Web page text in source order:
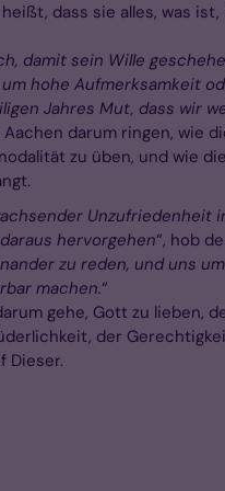
dass sie alles, was
damit sein Wille
hohe Aufmerksamkeit
Jahres Mut, dass wir
darum ringen, wie
zu üben, und wie
Unzufriedenheit
hervorgehen“, hob
zu reden, und uns
machen.“
gehe, Gott zu lieben,
der
Dieser.